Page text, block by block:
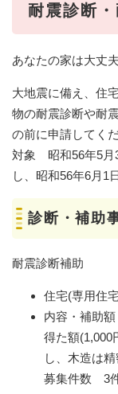
耐震診断
あなたの家は大丈
大地震に備え、住
物の耐震診断や耐
の前に申請してく
対象 昭和56年5月
し、昭和56年6月1
診断・補助
耐震診断補助
住宅(専用住
内容・補助
得た額(1,000
し、木造は
募集件数 3